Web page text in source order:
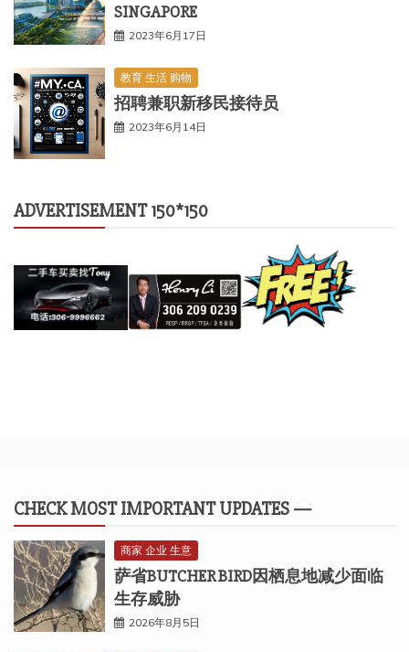
SINGAPORE
2023年6月17日
教育 生活 购物
招聘兼职新移民接待员
2023年6月14日
ADVERTISEMENT 150*150
CHECK MOST IMPORTANT UPDATES —
商家 企业 生意
萨省BUTCHER BIRD因栖息地减少面临
生存威胁
2026年8月5日